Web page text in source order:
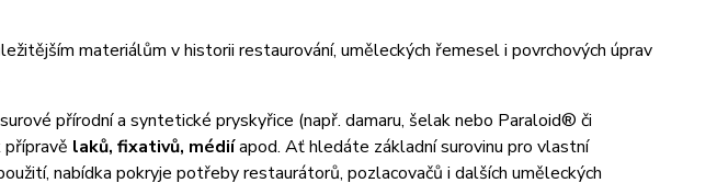
materiálům v historii restaurování, uměleckých řemesel i povrchových úprav
přírodní a syntetické pryskyřice (např. damaru, šelak nebo Paraloid® či
laků, fixativů, médiíapod. Ať hledáte základní surovinu pro vlastní
nabídka pokryje potřeby restaurátorů, pozlacovačů i dalších uměleckých